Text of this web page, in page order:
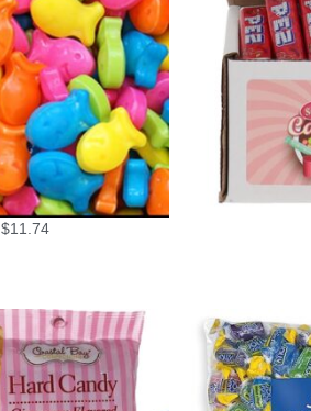
$11.74